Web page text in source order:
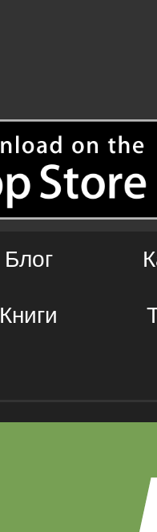
Блог
Книги